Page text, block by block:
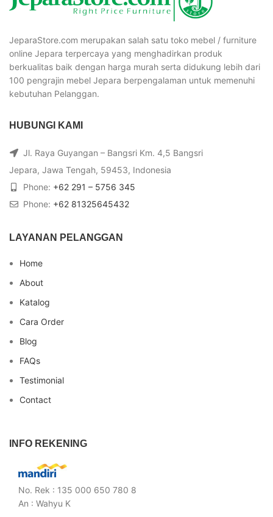
JeparaStore.com merupakan salah satu toko mebel / furniture
online Jepara terpercaya yang menghadirkan produk
berkualitas baik dengan harga murah serta didukung lebih dari
100 pengrajin mebel Jepara berpengalaman untuk memenuhi
kebutuhan Pelanggan.
HUBUNGI KAMI
Jl. Raya Guyangan – Bangsri Km. 4,5 Bangsri
Jepara, Jawa Tengah, 59453, Indonesia
Phone: +62 291 – 5756 345
Phone: +62 81325645432
LAYANAN PELANGGAN
Home
About
Katalog
Cara Order
Blog
FAQs
Testimonial
Contact
INFO REKENING
No. Rek : 135 000 650 780 8
An : Wahyu K